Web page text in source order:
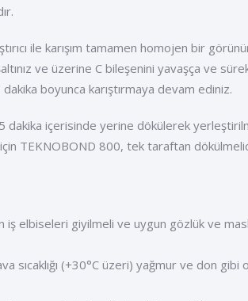
ile karışım tamamen homojen bir
ve üzerine C bileşenini yavaşça ve
boyunca karıştırmaya devam ediniz.
5 dakika içerisinde yerine dökülerek
için TEKNOBOND 800, tek taraftan
iş elbiseleri giyilmeli ve uygun gözlük ve
sıcaklığı (+30°C üzeri) yağmur ve don gibi